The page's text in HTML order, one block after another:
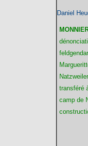
Daniel
transféré
camp de